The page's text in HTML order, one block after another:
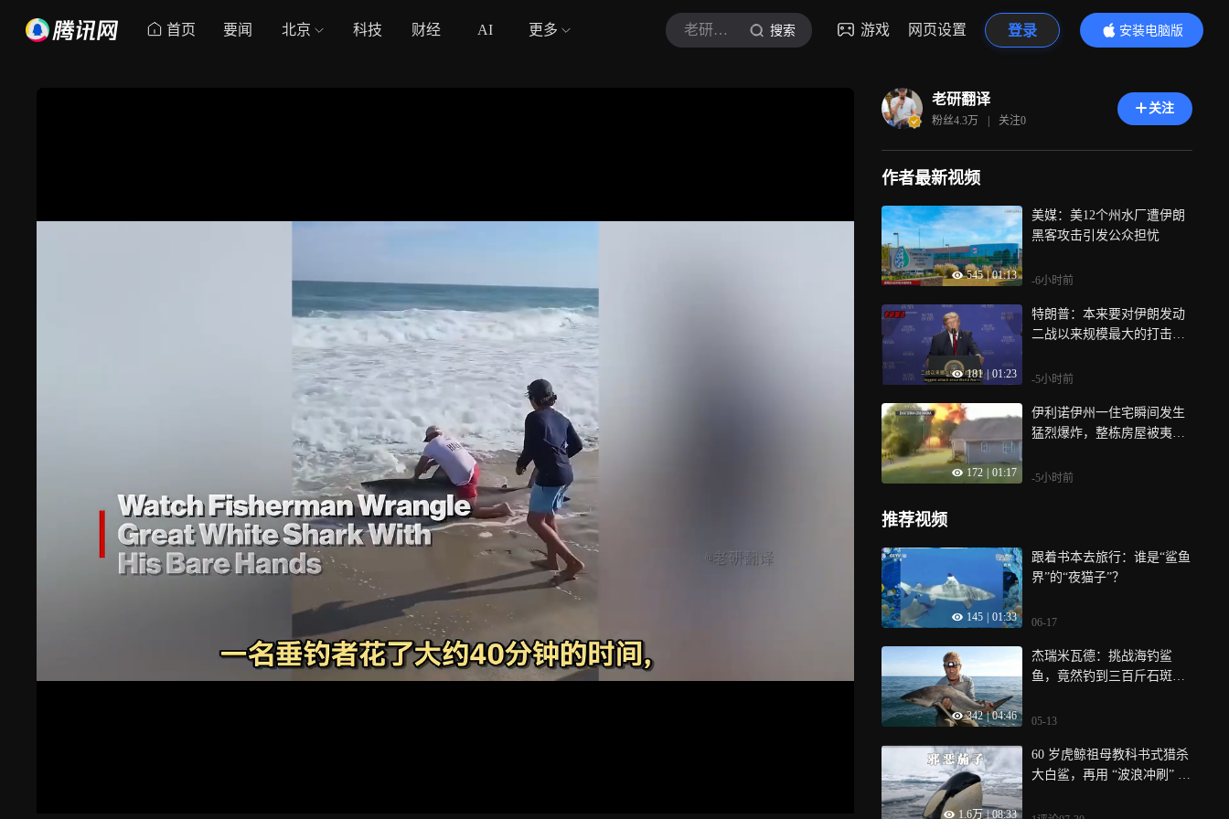
首页 要闻 北京 科技 财经 AI 更多 老研翻译 搜索 游戏 网页设置 登录
安装电脑版
内容更精彩
老研翻译
粉丝4.3万 | 关注0
关注
作者最新视频
545 | 01:13
美媒：美12个州水厂遭伊朗
黑客攻击引发公众担忧
-6小时前
181 01:23
特朗普：本来要对伊朗发动
二战以来规模最大的打击，
请别这样
-5小时前
172 01:17
伊利诺伊州一住宅瞬间发生
猛烈爆炸，整栋房屋被夷为
-5小时前
推荐视频
145 01:33
跟着书本去旅行：谁是“鲨鱼
界”的“夜猫子”？
06-17
342 | 04:46
杰瑞米瓦德：挑战海钓鲨
鱼，竟然钓到三百斤石斑
05-13
1.6万 | 08:33
60 岁虎鲸祖母教科书式猎杀
大白鲨，再用 “波浪冲刷” 围